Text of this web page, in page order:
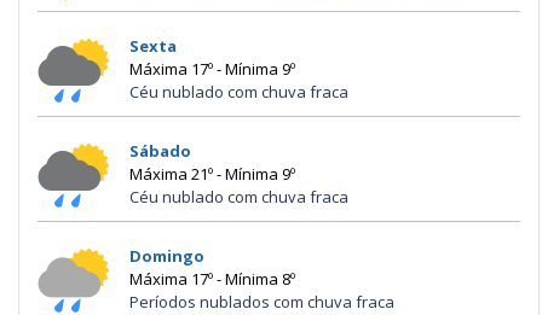
Sexta
Máxima 17º - Mínima 9º
Céu nublado com chuva fraca
Sábado
Máxima 21º - Mínima 9º
Céu nublado com chuva fraca
Domingo
Máxima 17º - Mínima 8º
Períodos nublados com chuva fraca